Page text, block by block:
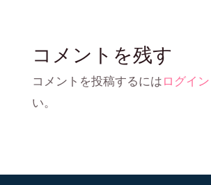
コメントを残す
コメントを投稿するにはログイン
い。